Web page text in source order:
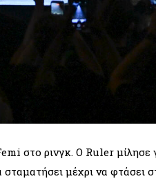
στο ρινγκ. Ο Ruler
σταματήσει μέχρι να φτάσει